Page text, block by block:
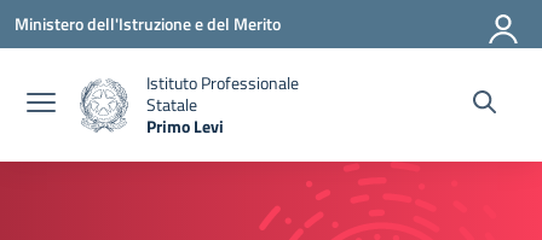
Vai ai contenuti
Vai al menu di navigazione
Vai al footer
Ministero dell'Istruzione e del Merito
Istituto Professionale
Statale
Primo Levi